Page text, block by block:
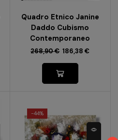
Quadro Etnico Janine
Daddo Cubismo
Contemporaneo
268,90€ 186,38€
-44%